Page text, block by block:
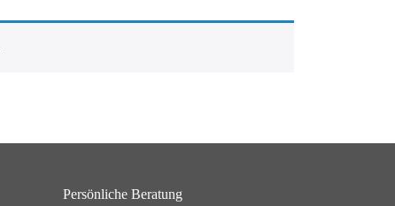
Persönliche Beratung